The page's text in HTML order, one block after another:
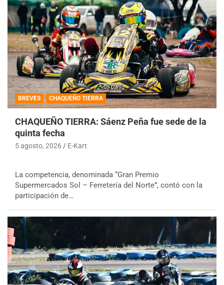
BREVES CHAQUEÑO TIERRA
CHAQUEÑO TIERRA: Sáenz Peña fue sede de la
quinta fecha
5 agosto, 2026 E-Kart
La competencia, denominada “Gran Premio
Supermercados Sol – Ferretería del Norte”, contó con la
participación de…